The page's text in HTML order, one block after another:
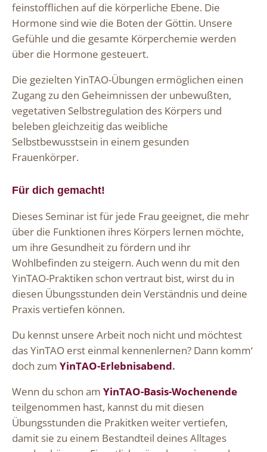
feinstofflichen auf die körperliche Ebene. Die
Hormone sind wie die Boten der Göttin. Unsere
Gefühle und die gesamte Körperchemie werden
über die Hormone gesteuert.
Die gezielten YinTAO-Übungen ermöglichen einen
Zugang zu den Geheimnissen der unbewußten,
vegetativen Selbstregulation des Körpers und
beleben gleichzeitig das weibliche
Selbstbewusstsein in einem gesunden
Frauenkörper.
Für dich gemacht!
Dieses Seminar ist für jede Frau geeignet, die mehr
über die Funktionen ihres Körpers lernen möchte,
um ihre Gesundheit zu fördern und ihr
Wohlbefinden zu steigern. Auch wenn du mit den
YinTAO-Praktiken schon vertraut bist, wirst du in
diesen Übungsstunden dein Verständnis und deine
Praxis vertiefen können.
Du kennst unsere Arbeit noch nicht und möchtest
das YinTAO erst einmal kennenlernen? Dann komm‘
doch zum YinTAO-Erlebnisabend.
Wenn du schon am YinTAO-Basis-Wochenende
teilgenommen hast, kannst du mit diesen
Übungsstunden die Prakitken weiter vertiefen,
damit sie zu einem Bestandteil deines Alltages